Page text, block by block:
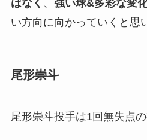
はなく 、 強い球&多彩な変
い方向に向かっていくと思
尾形崇斗
尾形崇斗投手は1回無失点の